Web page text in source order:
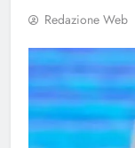
Redazione Web